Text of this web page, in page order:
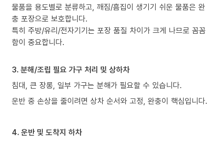
물품을 용도별로 분류하고, 깨짐/흠집이 생기기 쉬운 물품은 완
충 포장으로 보호합니다.
특히 주방/유리/전자기기는 포장 품질 차이가 크게 나므로 꼼꼼
함이 중요합니다.
3. 분해/조립 필요 가구 처리 및 상하차
침대, 큰 장롱, 일부 가구는 분해가 필요할 수 있습니다.
운반 중 손상을 줄이려면 상차 순서와 고정, 완충이 핵심입니다.
4. 운반 및 도착지 하차